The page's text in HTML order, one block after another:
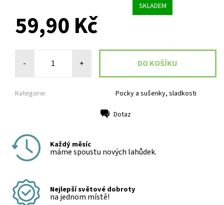
SKLADEM
59,90 Kč
- +
Kategorie: Pocky a sušenky, sladkosti
Dotaz
Každý měsíc
máme spoustu nových lahůdek.
Nejlepší světové dobroty
na jednom místě!